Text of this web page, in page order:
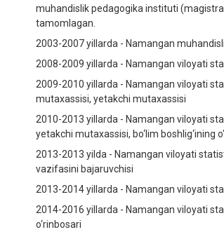
muhandislik pedagogika instituti
tamomlagan.
2003-2007 yillarda - Namangan
2008-2009 yillarda - Namangan viloyati
2009-2010 yillarda - Namangan viloyati
mutaxassisi, yetakchi mutaxassisi
2010-2013 yillarda - Namangan viloyati
yetakchi mutaxassisi, bo‘lim boshlig‘ining
2013-2013 yilda - Namangan viloyati
vazifasini bajaruvchisi
2013-2014 yillarda - Namangan viloyati
2014-2016 yillarda - Namangan viloyati
o‘rinbosari